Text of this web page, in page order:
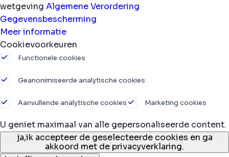
wetgeving Algemene Verordering
Gegevensbescherming
Meer informatie
Cookievoorkeuren
Functionele cookies
Geanonimiseerde analytische cookies
Aanvullende analytische cookies Marketing cookies
U geniet maximaal van alle gepersonaliseerde content.
ja,ik accepteer de geselecteerde cookies en ga
akkoord met de privacyverklaring.